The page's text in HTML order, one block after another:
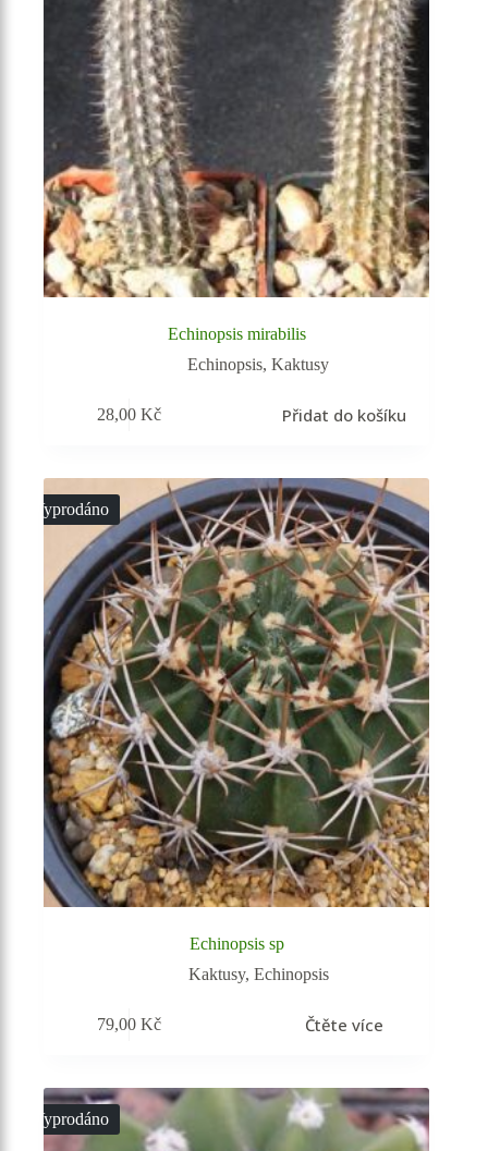
Echinopsis mirabilis
Echinopsis,Kaktusy
28,00Kč Přidat do košíku
Vyprodáno
Echinopsis sp
Kaktusy, Echinopsis
79,00Kč Čtěte více
Vyprodáno